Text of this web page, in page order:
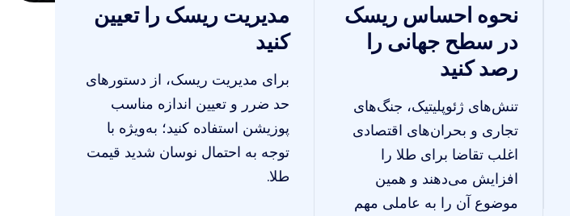
نحوه احساس ریسک
در سطح جهانی را
رصد کنید
تنش‌های ژئوپلیتیک، جنگ‌های
تجاری و بحران‌های اقتصادی
اغلب تقاضا برای طلا را
افزایش می‌دهند و همین
موضوع آن را به عاملی مهم
مدیریت ریسک را تعیین
کنید
برای مدیریت ریسک، از دستورهای
حد ضرر و تعیین اندازه مناسب
پوزیشن استفاده کنید؛ به‌ویژه با
توجه به احتمال نوسان شدید قیمت
طلا.